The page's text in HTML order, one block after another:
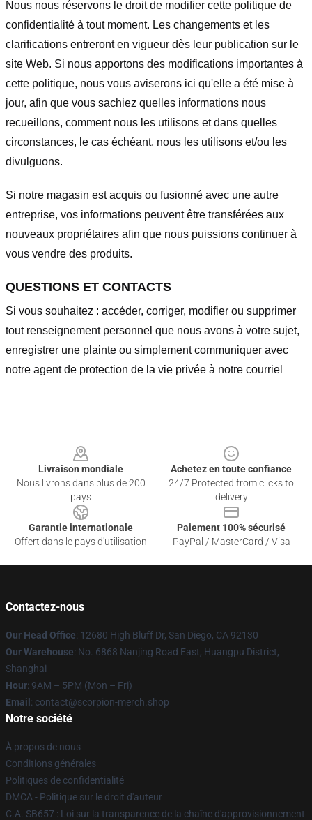
Nous nous réservons le droit de modifier cette politique de
confidentialité à tout moment. Les changements et les
clarifications entreront en vigueur dès leur publication sur le
site Web. Si nous apportons des modifications importantes à
cette politique, nous vous aviserons ici qu'elle a été mise à
jour, afin que vous sachiez quelles informations nous
recueillons, comment nous les utilisons et dans quelles
circonstances, le cas échéant, nous les utilisons et/ou les
divulguons.
Si notre magasin est acquis ou fusionné avec une autre
entreprise, vos informations peuvent être transférées aux
nouveaux propriétaires afin que nous puissions continuer à
vous vendre des produits.
QUESTIONS ET CONTACTS
Si vous souhaitez : accéder, corriger, modifier ou supprimer
tout renseignement personnel que nous avons à votre sujet,
enregistrer une plainte ou simplement communiquer avec
notre agent de protection de la vie privée à notre courriel
Livraison mondiale
Nous livrons dans plus de 200
pays
Achetez en toute confiance
24/7 Protected from clicks to
delivery
Garantie internationale
Offert dans le pays d'utilisation
Paiement 100% sécurisé
PayPal / MasterCard / Visa
Contactez-nous
Our Head Office: 12680 High Bluff Dr, San Diego, CA 92130
Our Warehouse: No. 6868 Nanjing Road East, Huangpu District,
Shanghai
Hour: 9AM – 5PM (Mon – Fri)
Email : contact@scorpion-merch.shop
Notre société
À propos de nous
Conditions générales
Politiques de confidentialité
DMCA - Politique sur le droit d'auteur
C.A. SB657 : Loi sur la transparence de la chaîne d'approvisionnement